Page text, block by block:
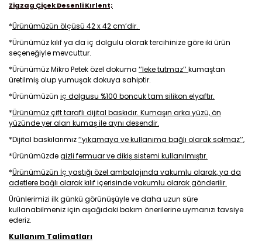
Zigzag Çiçek Desenli Kırlent;
*Ürünümüzün ölçüsü 42 x 42 cm’dir.
*Ürünümüz kılıf ya da iç dolgulu olarak tercihinize göre iki ürün
seçeneğiyle mevcuttur.
*Ürünümüz Mikro Petek özel dokuma ‘’leke tutmaz’’kumaştan
üretilmiş olup yumuşak dokuya sahiptir.
*Ürünümüzün iç dolgusu %100 boncuk tam silikon elyaftır.
*Ürünümüz çift taraflı dijital baskıdır. Kumaşın arka yüzü, ön
yüzünde yer alan kumaş ile aynı desendir.
*Dijital baskılarımız‘’yıkamaya ve kullanıma bağlı olarak solmaz’’,
*Ürünümüzdegizli fermuar ve dikiş sistemi kullanılmıştır.
*Ürünümüzün İç yastığı özel ambalajında vakumlu olarak, ya da
adetlere bağlı olarak kılıf içerisinde vakumlu olarak gönderilir.
Ürünlerimizi ilk günkü görünüşüyle ve daha uzun süre
kullanabilmeniz için aşağıdaki bakım önerilerine uymanızı tavsiye
ederiz.
Kullanım Talimatları